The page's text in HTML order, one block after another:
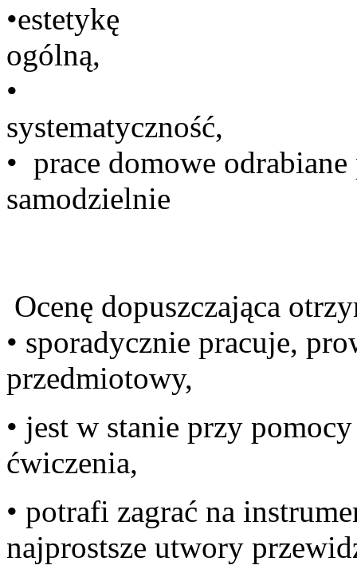
•estetykę
•
• prace domowe
Ocenę dopuszczająca
• sporadycznie pracuje,
• jest w stanie przy
• potrafi zagrać na
najprostsze utwory